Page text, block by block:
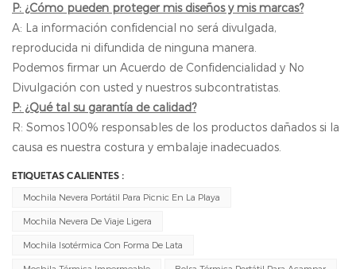
P: ¿Cómo pueden proteger mis diseños y mis marcas?
A: La información confidencial no será divulgada,
reproducida ni difundida de ninguna manera.
Podemos firmar un Acuerdo de Confidencialidad y No
Divulgación con usted y nuestros subcontratistas.
P: ¿Qué tal su garantía de calidad?
R: Somos 100% responsables de los productos dañados si la
causa es nuestra costura y embalaje inadecuados.
ETIQUETAS CALIENTES :
Mochila Nevera Portátil Para Picnic En La Playa
Mochila Nevera De Viaje Ligera
Mochila Isotérmica Con Forma De Lata